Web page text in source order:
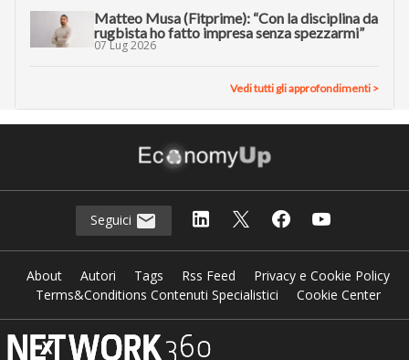
Matteo Musa (Fitprime): “Con la disciplina da
rugbista ho fatto impresa senza spezzarmi”
07 Lug 2026
Vedi tutti gli approfondimenti >
Seguici
About Autori Tags Rss Feed
Privacy e Cookie Policy
Terms&Conditions Contenuti Specialistici
Cookie Center